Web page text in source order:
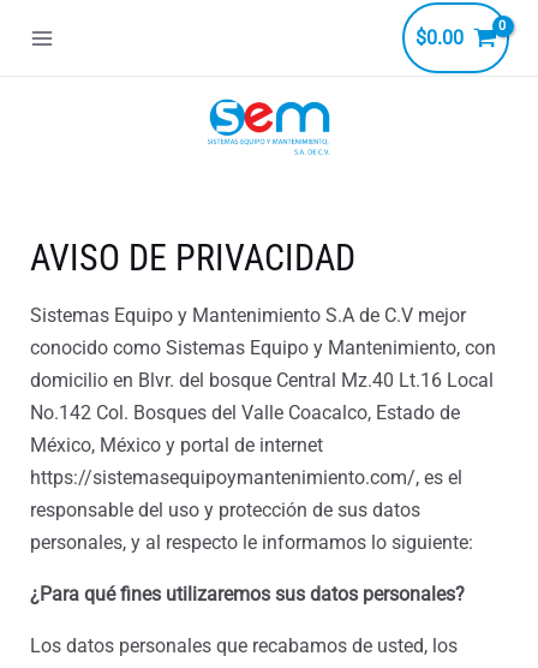
$0.00
AVISO DE PRIVACIDAD
Sistemas Equipo y Mantenimiento S.A de C.V mejor
conocido como Sistemas Equipo y Mantenimiento, con
domicilio en Blvr. del bosque Central Mz.40 Lt.16 Local
No.142 Col. Bosques del Valle Coacalco, Estado de
México, México y portal de internet
https://sistemasequipoymantenimiento.com/, es el
responsable del uso y protección de sus datos
personales, y al respecto le informamos lo siguiente:
¿Para qué fines utilizaremos sus datos personales?
Los datos personales que recabamos de usted, los